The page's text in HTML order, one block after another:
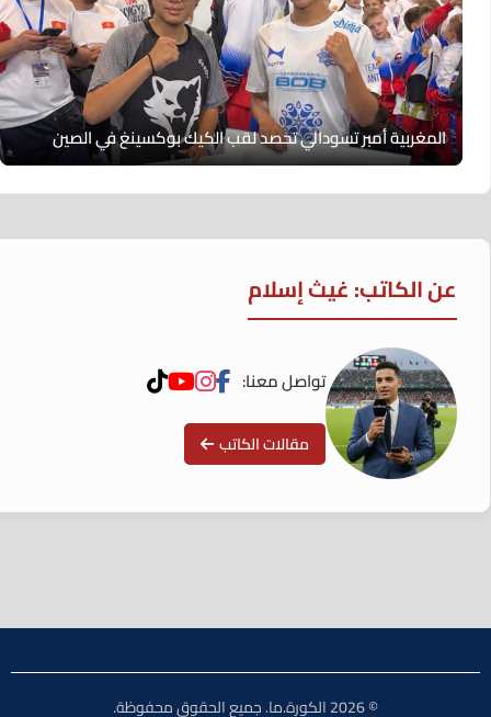
المغربية أمبر تسودالي تحصد لقب الكيك بوكسينغ في الصين
عن الكاتب: غيث إسلام
تواصل معنا:
مقالات الكاتب